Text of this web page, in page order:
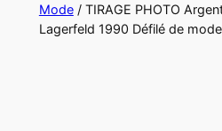
Mode/ TIRAGE PHOTO
Lagerfeld 1990 Défilé de